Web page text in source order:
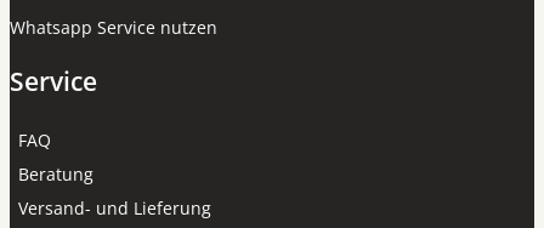
Whatsapp Service nutzen
Service
FAQ
Beratung
Versand- und Lieferung